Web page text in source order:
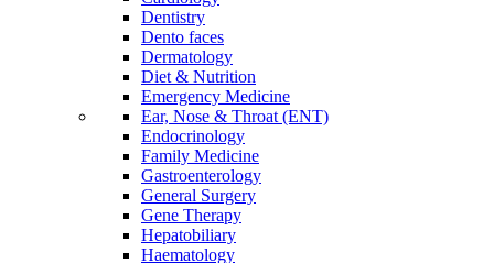
Dentistry
Dento faces
Dermatology
Diet & Nutrition
Emergency Medicine
Ear, Nose & Throat (ENT)
Endocrinology
Family Medicine
Gastroenterology
General Surgery
Gene Therapy
Hepatobiliary
Haematology